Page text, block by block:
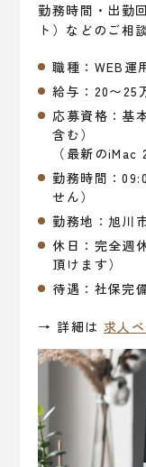
勤務時間・出勤
ト）などのご相
職種：WEB運
給与：20〜
応募資格：基
含む）
（最新のiMac
勤務時間：
せん）
勤務地：旭川
休日：完全週
頂けます）
待遇：社保完
→ 詳細は 求人